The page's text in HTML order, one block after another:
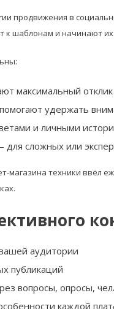
продвижения в
к шаблонам и начинают
максимальный
удержать
и личными
для сложных или
магазина техники ввёл
аудитории
публикаций
вопросы, опросы,
каждой